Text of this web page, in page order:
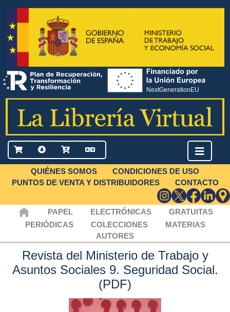
QUIÉNES SOMOS
CONDICIONES DE USO
PUNTOS DE VENTA Y DISTRIBUIDORES
CONTACTO
PAPEL ELECTRÓNICAS
GRATUITAS
PERIÓDICAS
COLECCIONES
MATERIAS
AUTORES
Revista del Ministerio de Trabajo y
Asuntos Sociales 9. Seguridad Social.
(PDF)